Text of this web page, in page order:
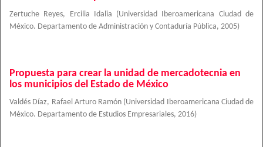
Zertuche Reyes, Ercilia Idalia (Universidad Iberoamericana Ciudad de
México. Departamento de Administración y Contaduría Pública, 2005)
Propuesta para crear la unidad de mercadotecnia en
los municipios del Estado de México
Valdés Díaz, Rafael Arturo Ramón (Universidad Iberoamericana Ciudad de
México. Departamento de Estudios Empresariales, 2016)